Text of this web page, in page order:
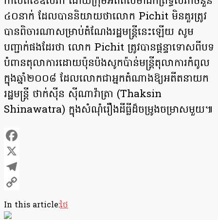
៤០នាក់ ដែលបាននិយាយថាលោក Pichit មិនគួរត្រូវ
បានពិចារណាសម្រាប់តំណែងរដ្ឋមន្ត្រីនេះឡើយ សូម
បញ្ជាក់ផងដែរថា លោក Pichit ត្រូវបានផ្តន្ទាទោសពីបទ
បំពានតុលាការដោយប៉ុនប៉ងសូកប៉ាន់មន្ត្រីតុលាការកំពូល
ក្នុងឆ្នាំ២០០៨ ដែលលោកជាអ្នកតំណាងឱ្យអតីតនាយក
រដ្ឋមន្ត្រី ថាក់ស៊ីន ស៊ីណាវ៉ាត្រា (Thaksin
Shinawatra) ក្នុងសំណុំរឿងដីធ្លីដ៏ចម្រូងចម្រាសមួយ៕
Facebook
X
Telegram
Link
In this article:ថៃ